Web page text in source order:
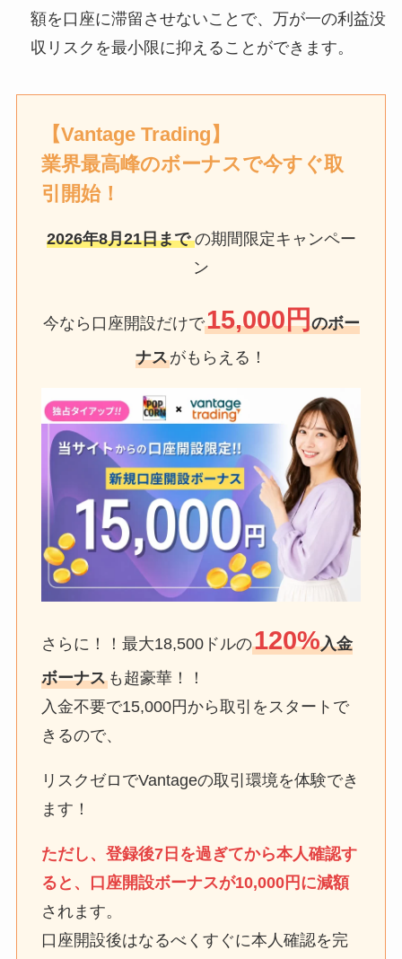
額を口座に滞留させないことで、万が一の利益没
収リスクを最小限に抑えることができます。
【Vantage Trading】
業界最高峰のボーナスで今すぐ取
引開始！
2026年8月21日までの期間限定キャンペー
ン
今なら口座開設だけで15,000円のボー
ナスがもらえる！
さらに！！最大18,500ドルの120%入金
ボーナスも超豪華！！
入金不要で15,000円から取引をスタートで
きるので、
リスクゼロでVantageの取引環境を体験でき
ます！
ただし、登録後7日を過ぎてから本人確認す
ると、口座開設ボーナスが10,000円に減額
されます。
口座開設後はなるべくすぐに本人確認を完